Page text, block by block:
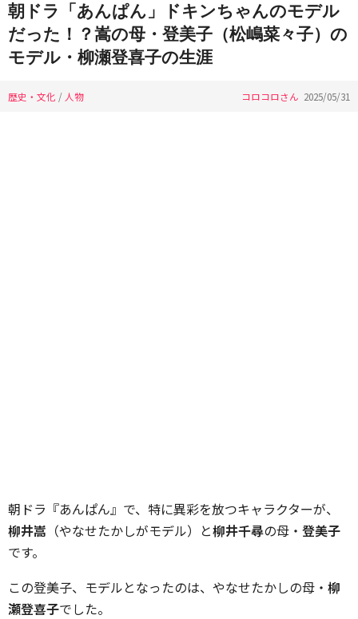
朝ドラ「あんぱん」ドキンちゃんのモデル
だった！？嵩の母・登美子（松嶋菜々子）の
モデル・柳瀬登喜子の生涯
歴史・文化 / 人物 コロコロさん 2025/05/31
朝ドラ『あんぱん』で、特に異彩を放つキャラクターが、
柳井嵩 （やなせたかしがモデル）と柳井千尋の母・ 登美子
です。
この登美子、モデルとなったのは、やなせたかしの母・ 柳
瀬登喜子でした。